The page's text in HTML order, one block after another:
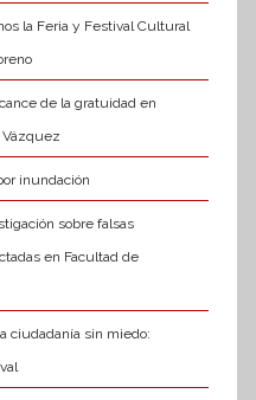
la Feria y Festival Cultural
de la gratuidad en
Vázquez
inundación
sobre falsas
en Facultad de
ciudadanía sin miedo: